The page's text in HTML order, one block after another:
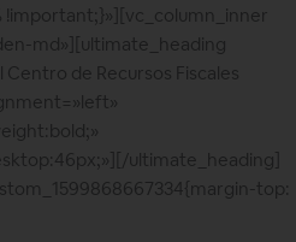
!important;}»][vc_column_inner
md»][ultimate_heading
de Recursos Fiscales
ultimate_heading]
top: